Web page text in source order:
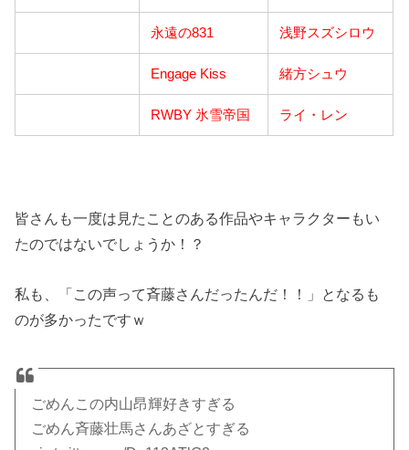
永遠の831 浅野スズシロウ
Engage Kiss 緒方シュウ
RWBY 氷雪帝国 ライ・レン
皆さんも一度は見たことのある作品やキャラクターもい
たのではないでしょうか！？
私も、「この声って斉藤さんだったんだ！！」となるも
のが多かったですｗ
ごめんこの内山昂輝好きすぎる
ごめん斉藤壮馬さんあざとすぎる